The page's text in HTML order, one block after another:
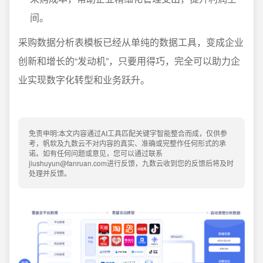
间。
采购数据分析表模板已经从单纯的数据工具，变成企业
创新和增长的“发动机”，只要用得巧，完全可以助力企
业实现数字化转型和业务跃升。
免责申明:本文内容通过AI工具匹配关键字智能整合而成，仅供参
考，帆软及九数云不对内容的真实、准确或完整作任何形式的承
诺。如有任何问题或意见，您可以通过联系
jiushuyun@fanruan.com进行反馈，九数云收到您的反馈后将及时
处理并反馈。